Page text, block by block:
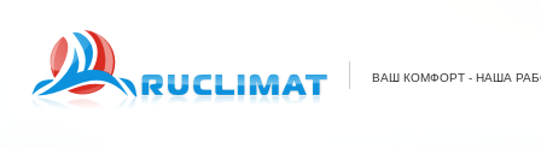
ВАШ КОМФОРТ - НАША